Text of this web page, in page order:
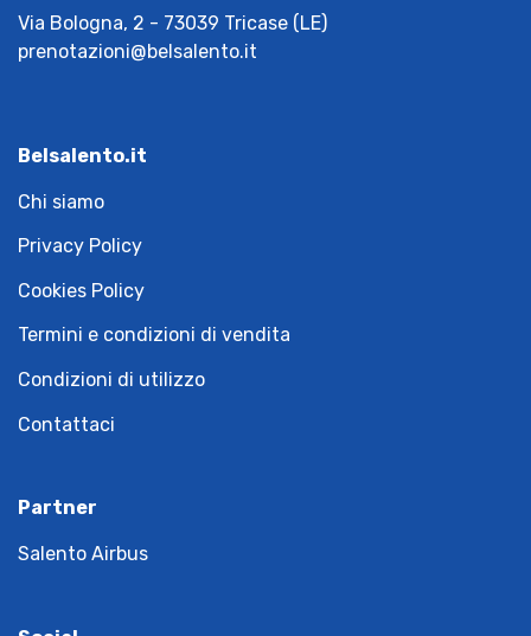
Via Bologna, 2 - 73039 Tricase (LE)
prenotazioni@belsalento.it
Belsalento.it
Chi siamo
Privacy Policy
Cookies Policy
Termini e condizioni di vendita
Condizioni di utilizzo
Contattaci
Partner
Salento Airbus